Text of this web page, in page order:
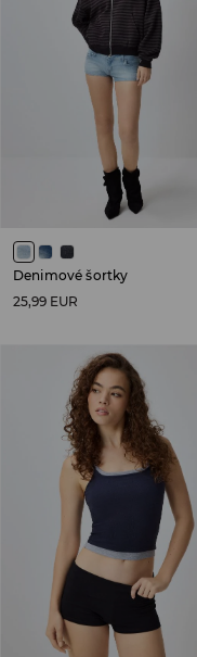
Denimové šortky
25,99 EUR